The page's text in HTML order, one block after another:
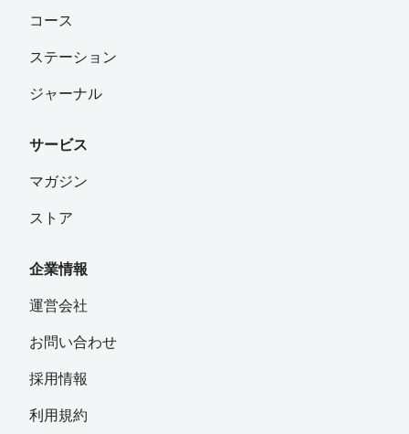
コース
ステーション
ジャーナル
サービス
マガジン
ストア
企業情報
運営会社
お問い合わせ
採用情報
利用規約